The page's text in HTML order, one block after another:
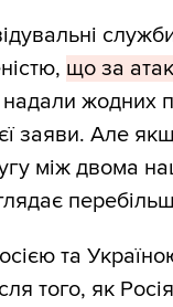
що за
надали жодних
заяви. Але
між двома
та
того, як